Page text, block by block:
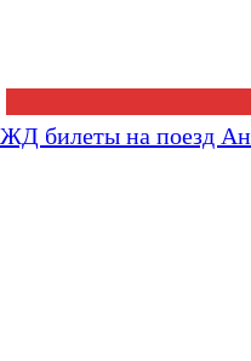
ЖД билеты на поезд